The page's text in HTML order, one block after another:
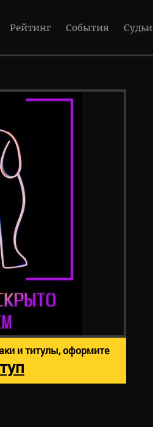
Рейтинг События Судьи
и титулы, оформите